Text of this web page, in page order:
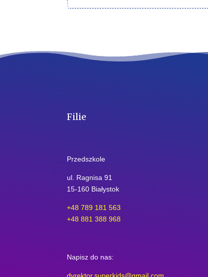
Filie
Przedszkole
ul. Ragnisa 91
15-160 Białystok
+48 789 181 563
+48 881 388 968
Napisz do nas: